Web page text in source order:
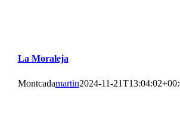
La Moraleja
Montcadamartin2024-11-